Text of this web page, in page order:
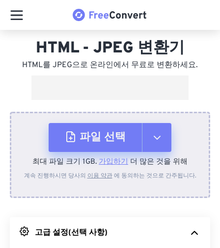
HTML - JPEG 변환기
HTML를 JPEG으로 온라인에서 무료로 변환하세요.
파일 선택
장치에서
Google 드라이브에서
최대 파일 크기 1GB. 가입하기 더 많은 것을 위해
계속 진행하시면 당사의 이용 약관에 동의하는 것으로 간주됩니다.
고급 설정(선택 사항)